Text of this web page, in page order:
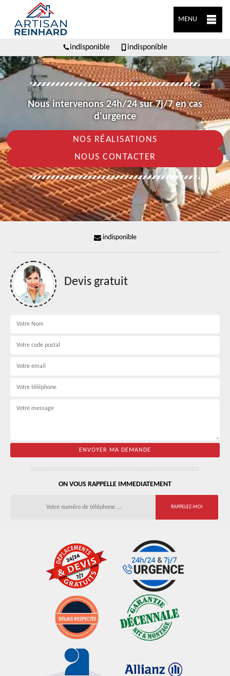
MENU
indisponible indisponible
Nous intervenons 24h/24 sur 7j/7 en cas
d'urgence
NOS RÉALISATIONS
NOUS CONTACTER
indisponible
Devis gratuit
ON VOUS RAPPELLE IMMEDIATEMENT